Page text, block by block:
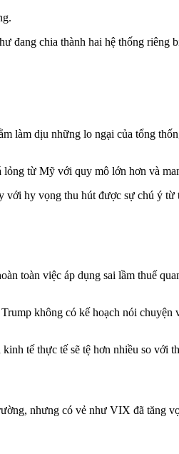
đang chia thành hai hệ thống riêng
làm dịu những lo ngại của tổng
lỏng từ Mỹ với quy mô lớn hơn và
với hy vọng thu hút được sự chú ý từ
toàn việc áp dụng sai lầm thuế
không có kế hoạch nói
tế thực tế sẽ tệ hơn nhiều so với
nhưng có vẻ như VIX đã tăng